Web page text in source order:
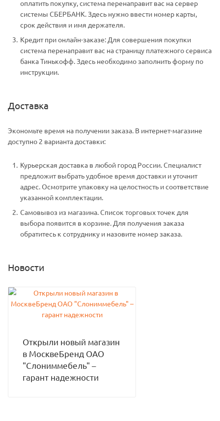
оплатить покупку, система перенаправит вас на сервер
системы СБЕРБАНК. Здесь нужно ввести номер карты,
срок действия и имя держателя.
Кредит при онлайн-заказе: Для совершения покупки
система перенаправит вас на страницу платежного сервиса
банка Тинькофф. Здесь необходимо заполнить форму по
инструкции.
Доставка
Экономьте время на получении заказа. В интернет-магазине
доступно 2 варианта доставки:
Курьерская доставка в любой город России. Специалист
предложит выбрать удобное время доставки и уточнит
адрес. Осмотрите упаковку на целостность и соответствие
указанной комплектации.
Самовывоз из магазина. Список торговых точек для
выбора появится в корзине. Для получения заказа
обратитесь к сотруднику и назовите номер заказа.
Новости
Открыли новый магазин
в МосквеБренд ОАО
"Слониммебель" –
гарант надежности